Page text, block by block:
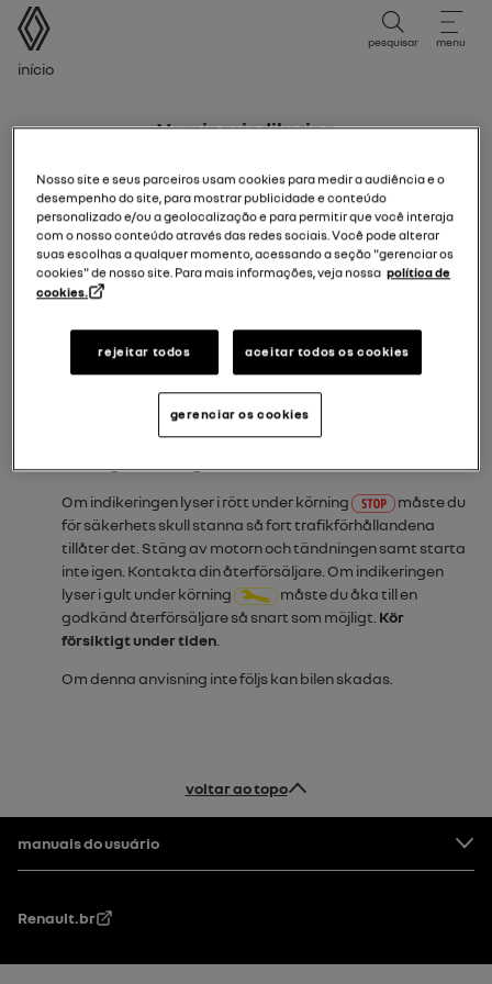
manual do usuário
pesquisar menu
Trilha de navegação
Início
Varningsindikering
Om indikeringen lyser i rött under körning
måste du
för säkerhets skull stanna så fort trafikförhållandena
tillåter det. Stäng av motorn och tändningen samt starta
inte igen. Kontakta din återförsäljare. Om indikeringen
lyser i gult under körning
måste du åka till en
godkänd återförsäljare så snart som möjligt. Kör
försiktigt under tiden
Om denna anvisning inte följs kan bilen skadas.
voltar ao topo
Rodapé
manuais do usuário
Renault.br
Nosso site e seus parceiros usam cookies para medir a audiência e o
desempenho do site, para mostrar publicidade e conteúdo
personalizado e/ou a geolocalização e para permitir que você interaja
com o nosso conteúdo através das redes sociais. Você pode alterar
suas escolhas a qualquer momento, acessando a seção "gerenciar os
cookies" de nosso site. Para mais informações, veja nossa política de
cookies.
rejeitar todos aceitar todos os cookies
gerenciar os cookies